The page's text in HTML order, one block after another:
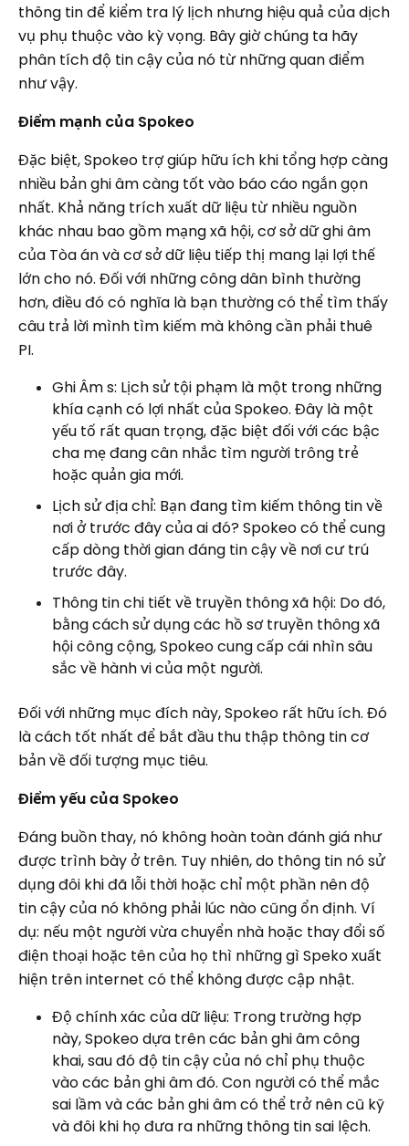
thông tin để kiểm tra lý lịch nhưng hiệu quả của dịch
vụ phụ thuộc vào kỳ vọng. Bây giờ chúng ta hãy
phân tích độ tin cậy của nó từ những quan điểm
như vậy.
Điểm mạnh của Spokeo
Đặc biệt, Spokeo trợ giúp hữu ích khi tổng hợp càng
nhiều bản ghi âm càng tốt vào báo cáo ngắn gọn
nhất. Khả năng trích xuất dữ liệu từ nhiều nguồn
khác nhau bao gồm mạng xã hội, cơ sở dữ ghi âm
của Tòa án và cơ sở dữ liệu tiếp thị mang lại lợi thế
lớn cho nó. Đối với những công dân bình thường
hơn, điều đó có nghĩa là bạn thường có thể tìm thấy
câu trả lời mình tìm kiếm mà không cần phải thuê
PI.
Ghi Âm s: Lịch sử tội phạm là một trong những
khía cạnh có lợi nhất của Spokeo. Đây là một
yếu tố rất quan trọng, đặc biệt đối với các bậc
cha mẹ đang cân nhắc tìm người trông trẻ
hoặc quản gia mới.
Lịch sử địa chỉ: Bạn đang tìm kiếm thông tin về
nơi ở trước đây của ai đó? Spokeo có thể cung
cấp dòng thời gian đáng tin cậy về nơi cư trú
trước đây.
Thông tin chi tiết về truyền thông xã hội: Do đó,
bằng cách sử dụng các hồ sơ truyền thông xã
hội công cộng, Spokeo cung cấp cái nhìn sâu
sắc về hành vi của một người.
Đối với những mục đích này, Spokeo rất hữu ích. Đó
là cách tốt nhất để bắt đầu thu thập thông tin cơ
bản về đối tượng mục tiêu.
Điểm yếu của Spokeo
Đáng buồn thay, nó không hoàn toàn đánh giá như
được trình bày ở trên. Tuy nhiên, do thông tin nó sử
dụng đôi khi đã lỗi thời hoặc chỉ một phần nên độ
tin cậy của nó không phải lúc nào cũng ổn định. Ví
dụ: nếu một người vừa chuyển nhà hoặc thay đổi số
điện thoại hoặc tên của họ thì những gì Speko xuất
hiện trên internet có thể không được cập nhật.
Độ chính xác của dữ liệu: Trong trường hợp
này, Spokeo dựa trên các bản ghi âm công
khai, sau đó độ tin cậy của nó chỉ phụ thuộc
vào các bản ghi âm đó. Con người có thể mắc
sai lầm và các bản ghi âm có thể trở nên cũ kỹ
và đôi khi họ đưa ra những thông tin sai lệch.